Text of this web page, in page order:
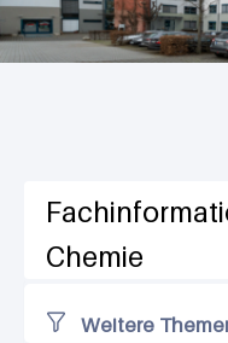
Chemie
Weitere